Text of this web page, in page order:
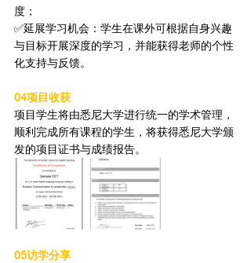
度；
✅延展学习机会：学生在课外可根据自身兴趣
与目标开展深度的学习，并能获得老师的个性
化支持与反馈。
04项目收获
项目学生将由悉尼大学进行统一的学术管理，
顺利完成所有课程的学生，将获得悉尼大学颁
发的项目证书与成绩报告。
05访学分享